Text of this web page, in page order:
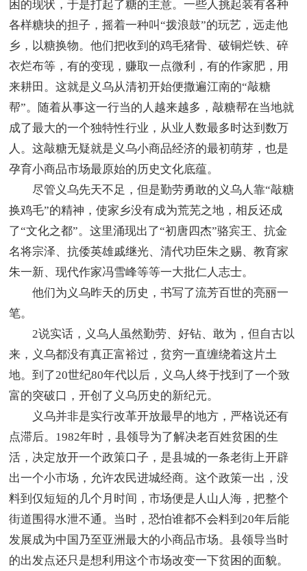
困的现状，于是打起了糖的主意。一些人挑起装有各种
各样糖块的担子，摇着一种叫“拨浪鼓”的玩艺，远走他
乡，以糖换物。他们把收到的鸡毛猪骨、破铜烂铁、碎
衣烂布等，有的变现，赚取一点微利，有的作家肥，用
来耕田。这就是义乌从清初开始便撒遍江南的“敲糖
帮”。随着从事这一行当的人越来越多，敲糖帮在当地就
成了最大的一个独特性行业，从业人数最多时达到数万
人。这敲糖无疑就是义乌小商品经济的最初萌芽，也是
孕育小商品市场最原始的历史文化底蕴。
尽管义乌先天不足，但是勤劳勇敢的义乌人靠“敲糖
换鸡毛”的精神，使家乡没有成为荒芜之地，相反还成
了“文化之都”。这里涌现出了“初唐四杰”骆宾王、抗金
名将宗泽、抗倭英雄戚继光、清代功臣朱之赐、教育家
朱一新、现代作家冯雪峰等等一大批仁人志士。
他们为义乌昨天的历史，书写了流芳百世的亮丽一
笔。
2说实话，义乌人虽然勤劳、好钻、敢为，但自古以
来，义乌都没有真正富裕过，贫穷一直缠绕着这片土
地。到了20世纪80年代以后，义乌人终于找到了一个致
富的突破口，开创了义乌历史的新纪元。
义乌并非是实行改革开放最早的地方，严格说还有
点滞后。1982年时，县领导为了解决老百姓贫困的生
活，决定放开一个政策口子，是县城的一条老街上开辟
出一个小市场，允许农民进城经商。这个政策一出，没
料到仅短短的几个月时间，市场便是人山人海，把整个
街道围得水泄不通。当时，恐怕谁都不会料到20年后能
发展成为中国乃至亚洲最大的小商品市场。县领导当时
的出发点还只是想利用这个市场改变一下贫困的面貌。